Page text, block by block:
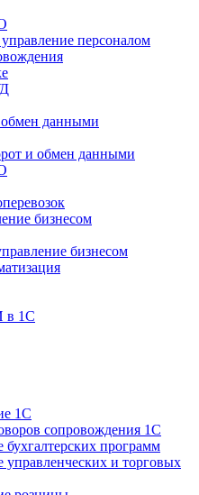
персоналом
данными
и обмен данными
бизнесом
бизнесом
в 1С
1С
сопровождения 1С
программ
и торговых